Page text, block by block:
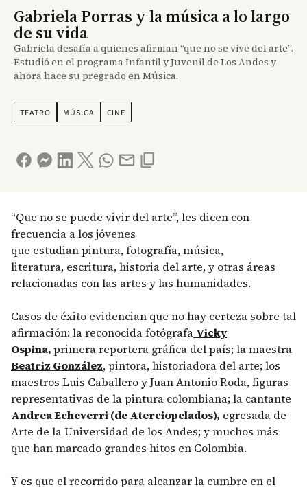
Gabriela Porras y la música a lo largo
de su vida
Gabriela desafía a quienes afirman “que no se vive del arte”.
Estudió en el programa Infantil y Juvenil de Los Andes y
ahora hace su pregrado en Música.
TEATRO MÚSICA CINE
“Que no se puede vivir del arte”, les dicen con
frecuencia a los jóvenes
que estudian pintura, fotografía, música,
literatura, escritura, historia del arte, y otras áreas
relacionadas con las artes y las humanidades.
Casos de éxito evidencian que no hay certeza sobre tal
afirmación: la reconocida fotógrafa Vicky
Ospina,primera reportera gráfica del país; la maestra
Beatriz González, pintora, historiadora del arte; los
maestros Luis Caballeroy Juan Antonio Roda, figuras
representativas de la pintura colombiana; la cantante
Andrea Echeverri(de Aterciopelados), egresada de
Arte de la Universidad de los Andes; y muchos más
que han marcado grandes hitos en Colombia.
Y es que el recorrido para alcanzar la cumbre en el